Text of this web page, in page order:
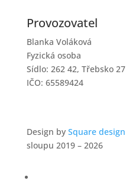
Provozovatel
Blanka Voláková
Fyzická osoba
Sídlo: 262 42, Třebsko 27
IČO: 65589424
Design by Square design
sloupu 2019 – 2026